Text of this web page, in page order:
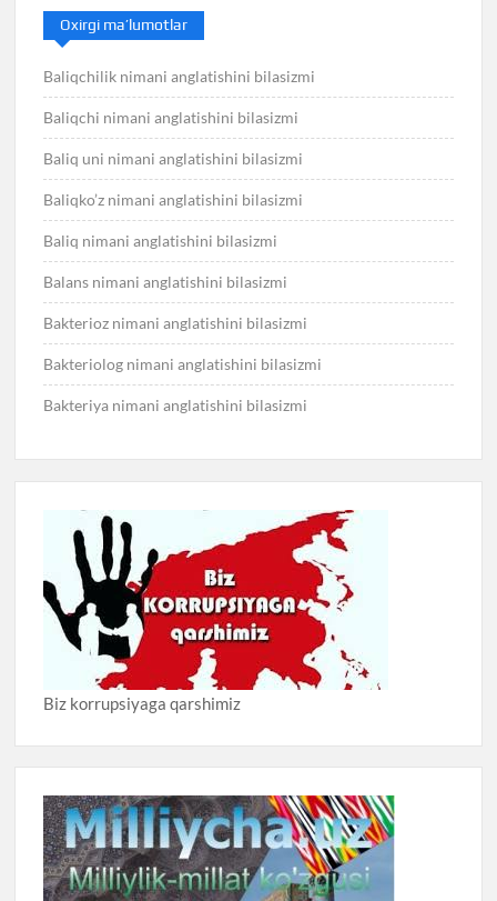
Oxirgi ma’lumotlar
Baliqchilik nimani anglatishini bilasizmi
Baliqchi nimani anglatishini bilasizmi
Baliq uni nimani anglatishini bilasizmi
Baliqko’z nimani anglatishini bilasizmi
Baliq nimani anglatishini bilasizmi
Balans nimani anglatishini bilasizmi
Bakterioz nimani anglatishini bilasizmi
Bakteriolog nimani anglatishini bilasizmi
Bakteriya nimani anglatishini bilasizmi
Biz korrupsiyaga qarshimiz